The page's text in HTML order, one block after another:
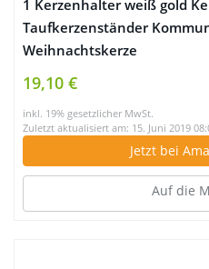
1 Kerzenhalter weiß gold
Taufkerzenständer
Weihnachtskerze
19,10 €
inkl. 19% gesetzlicher MwSt.
Zuletzt aktualisiert am: 15. Juni 2019
Jetzt bei
Auf die